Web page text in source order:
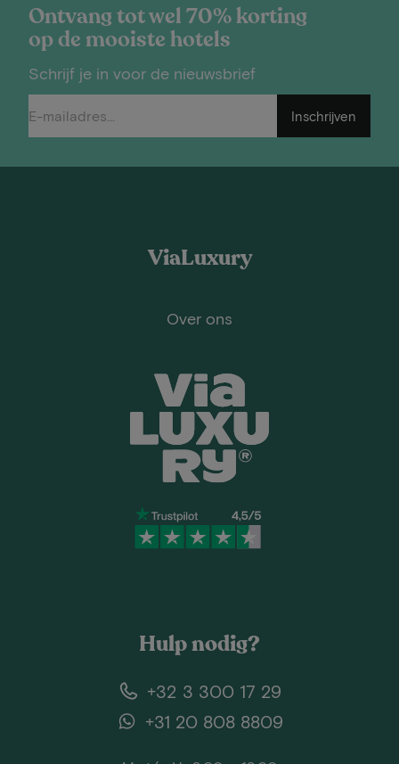
Ontvang tot wel 70% korting
op de mooiste hotels
Schrijf je in voor de nieuwsbrief
Inschrijven
ViaLuxury
Over ons
Hulp nodig?
+32 3 300 17 29
+31 20 808 8809